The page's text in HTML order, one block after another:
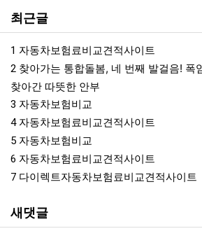
최근글
1 자동차보험료비교견적사이트
2 찾아가는 통합돌봄, 네 번째 발걸음! 폭
찾아간 따뜻한 안부
3 자동차보험비교
4자동차보험료비교견적사이트
5 자동차보험비교
6 자동차보험료비교견적사이트
7 다이렉트자동차보험료비교견적사이트
새댓글